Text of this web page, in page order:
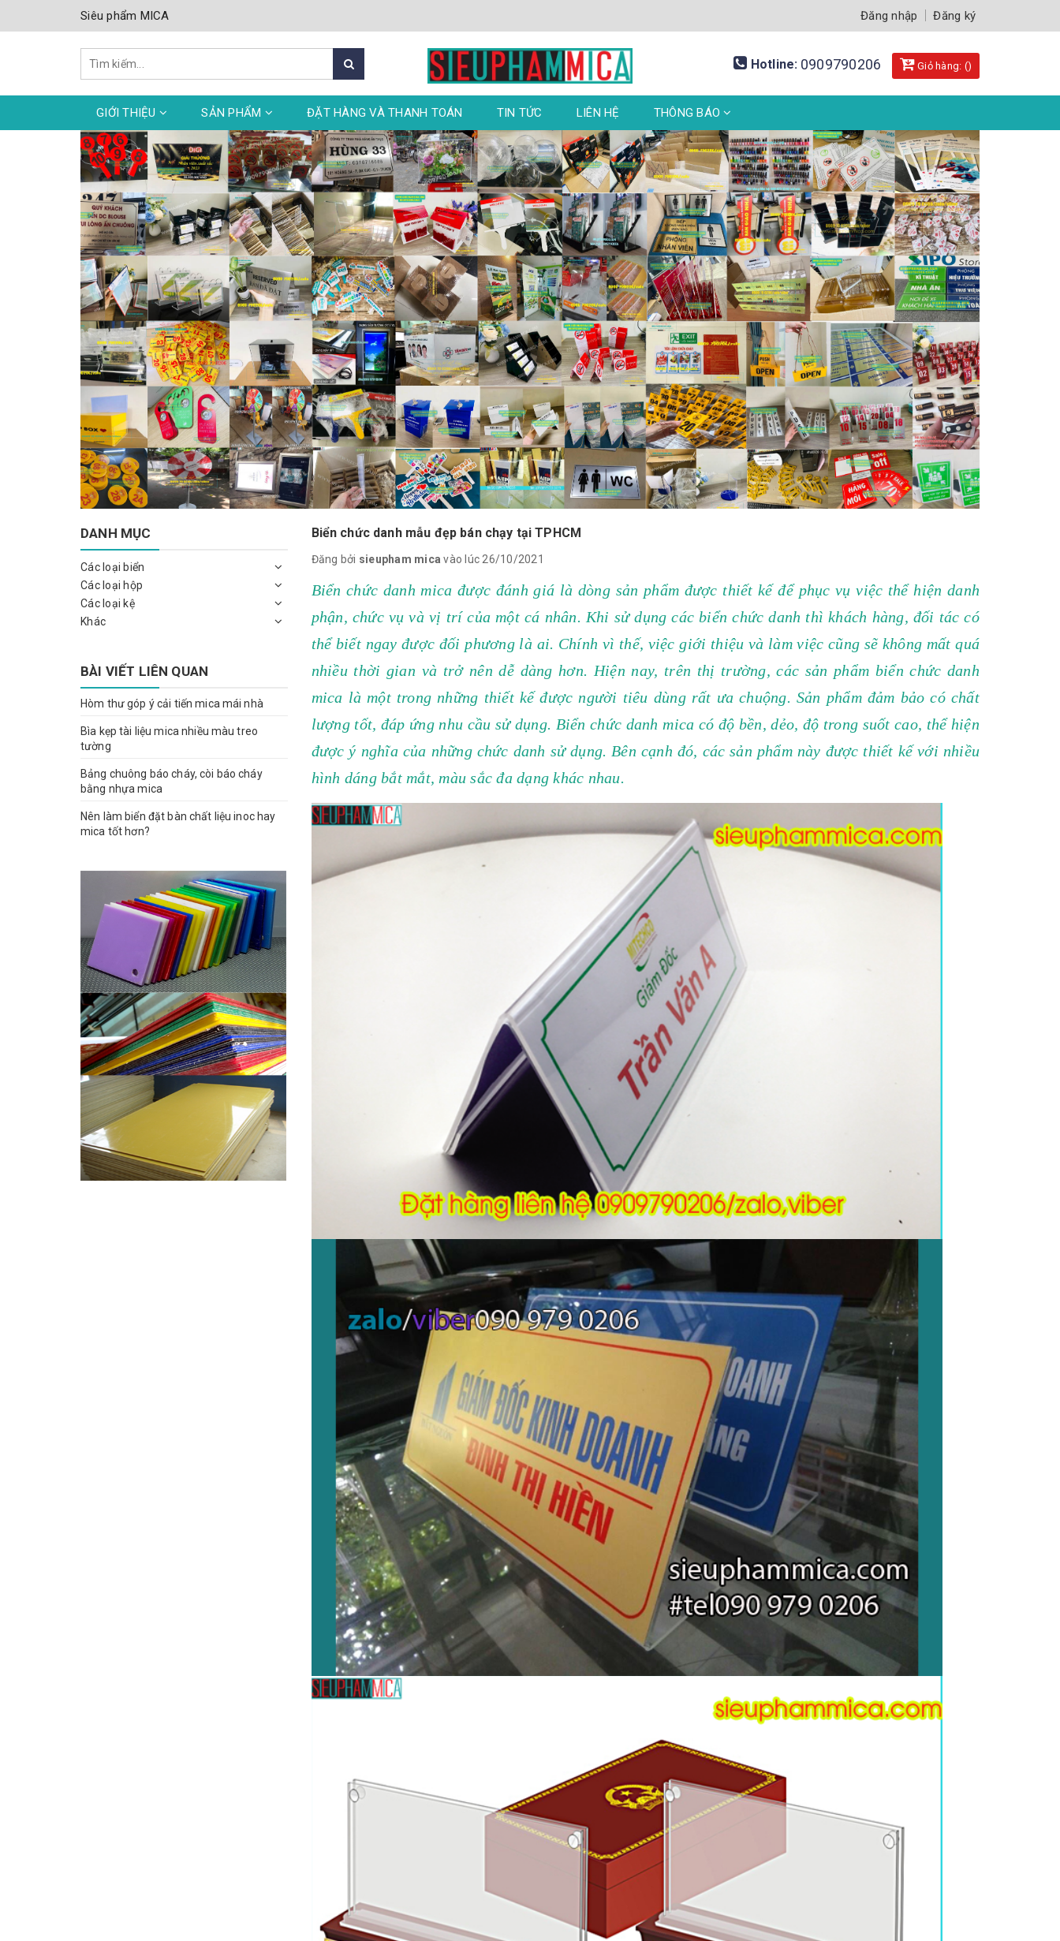
Siêu phẩm MICA Đăng nhập Đăng ký
Hotline: 0909790206 Giỏ hàng: ()
GIỚI THIỆU SẢN PHẨM ĐẶT HÀNG VÀ THANH TOÁN TIN TỨC LIÊN HỆ THÔNG BÁO
Biển chức danh mẫu đẹp bán chạy tại TPHCM
Đăng bởi sieupham mica vào lúc 26/10/2021
Biển chức danh mica được đánh giá là dòng sản phẩm được thiết kế để phục vụ việc thể hiện danh
phận, chức vụ và vị trí của một cá nhân. Khi sử dụng các biển chức danh thì khách hàng, đối tác có
thể biết ngay được đối phương là ai. Chính vì thế, việc giới thiệu và làm việc cũng sẽ không mất quá
nhiều thời gian và trở nên dễ dàng hơn. Hiện nay, trên thị trường, các sản phẩm biển chức danh
mica là một trong những thiết kế được người tiêu dùng rất ưa chuộng. Sản phẩm đảm bảo có chất
lượng tốt, đáp ứng nhu cầu sử dụng. Biển chức danh mica có độ bền, dẻo, độ trong suốt cao, thể hiện
được ý nghĩa của những chức danh sử dụng. Bên cạnh đó, các sản phẩm này được thiết kế với nhiều
hình dáng bắt mắt, màu sắc đa dạng khác nhau.
DANH MỤC
Các loại biển
Các loại hộp
Các loại kệ
Khác
BÀI VIẾT LIÊN QUAN
Hòm thư góp ý cải tiến mica mái nhà
Bìa kẹp tài liệu mica nhiều màu treo
tường
Bảng chuông báo cháy, còi báo cháy
bằng nhựa mica
Nên làm biển đặt bàn chất liệu inoc hay
mica tốt hơn?